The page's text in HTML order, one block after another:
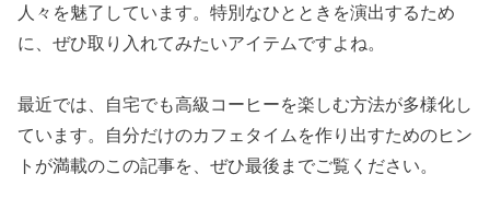
人々を魅了しています。特別なひとときを演出するため
に、ぜひ取り入れてみたいアイテムですよね。
最近では、自宅でも高級コーヒーを楽しむ方法が多様化し
ています。自分だけのカフェタイムを作り出すためのヒン
トが満載のこの記事を、ぜひ最後までご覧ください。